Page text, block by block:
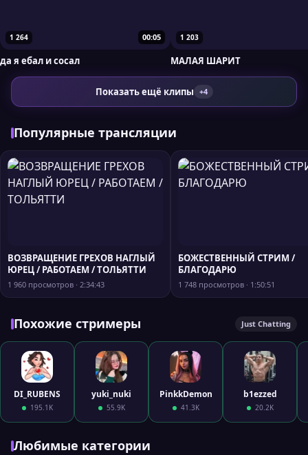
00:05
1 264
да я ебал и сосал
1 203
МАЛАЯ ШАРИТ
Показать ещё клипы +4
Популярные трансляции
ВОЗВРАЩЕНИЕ ГРЕХОВ НАГЛЫЙ
ЮРЕЦ / РАБОТАЕМ / ТОЛЬЯТТИ
1 960 просмотров · 2:34:43
БОЖЕСТВЕННЫЙ СТРИМ /
БЛАГОДАРЮ
1 748 просмотров · 1:50:51
Похожие стримеры Just Chatting
DI_RUBENS
195.1K
yuki_nuki
55.9K
PinkkDemon
41.3K
b1ezzed
20.2K
Любимые категории